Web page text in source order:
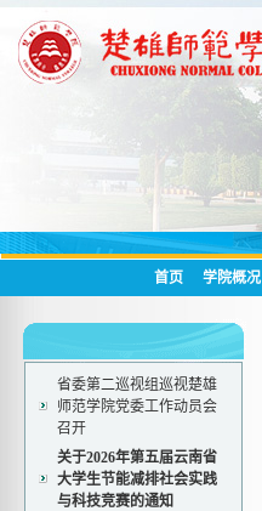
首页 学院概况
省委第二巡视组巡视楚雄
师范学院党委工作动员会
召开
关于2026年第五届云南省
大学生节能减排社会实践
与科技竞赛的通知